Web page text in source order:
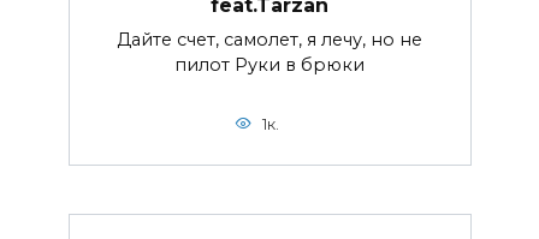
feat.Tarzan
Дайте счет, самолет, я лечу, но не
пилот Руки в брюки
1к.